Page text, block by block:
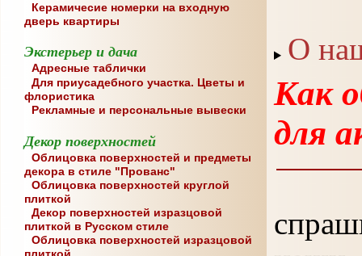
Керамичесие номерки на входную
дверь квартиры
Экстерьер и дача
Адресные таблички
Для приусадебного участка. Цветы и
флористика
Рекламные и персональные вывески
Декор поверхностей
Облицовка поверхностей и предметы
декора в стиле "Прованс"
Облицовка поверхностей круглой
плиткой
Декор поверхностей изразцовой
плиткой в Русском стиле
Облицовка поверхностей изразцовой
О
Как
для